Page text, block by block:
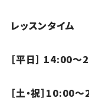
レッスンタイム
［平日］ 14:00
［土・祝］10:00